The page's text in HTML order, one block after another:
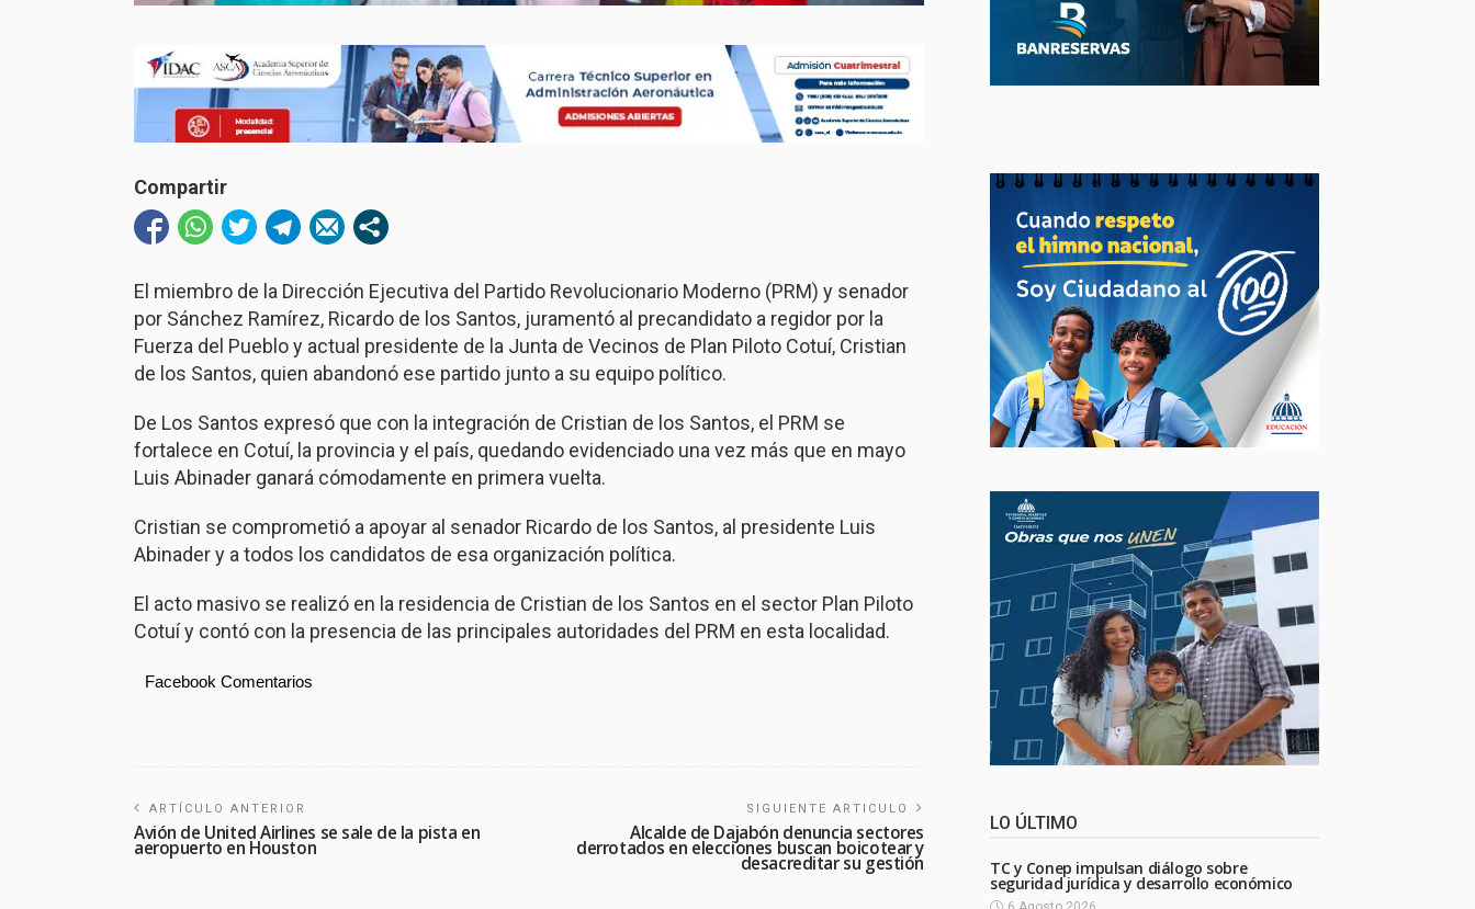
Compartir
El miembro de la Dirección Ejecutiva del Partido Revolucionario Moderno (PRM) y senador
por Sánchez Ramírez, Ricardo de los Santos, juramentó al precandidato a regidor por la
Fuerza del Pueblo y actual presidente de la Junta de Vecinos de Plan Piloto Cotuí, Cristian
de los Santos, quien abandonó ese partido junto a su equipo político.
De Los Santos expresó que con la integración de Cristian de los Santos, el PRM se
fortalece en Cotuí, la provincia y el país, quedando evidenciado una vez más que en mayo
Luis Abinader ganará cómodamente en primera vuelta.
Cristian se comprometió a apoyar al senador Ricardo de los Santos, al presidente Luis
Abinader y a todos los candidatos de esa organización política.
El acto masivo se realizó en la residencia de Cristian de los Santos en el sector Plan Piloto
Cotuí y contó con la presencia de las principales autoridades del PRM en esta localidad.
Facebook Comentarios
ARTÍCULO ANTERIOR
Avión de United Airlines se sale de la pista en
aeropuerto en Houston
SIGUIENTE ARTICULO
Alcalde de Dajabón denuncia sectores
derrotados en elecciones buscan boicotear y
desacreditar su gestión
LO ÚLTIMO
TC y Conep impulsan diálogo sobre
seguridad jurídica y desarrollo económico